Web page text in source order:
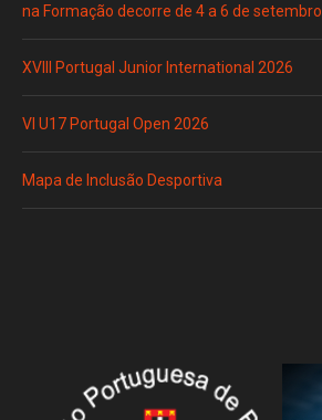
na Formação decorre de 4 a 6 de setembro
XVIII Portugal Junior International 2026
VI U17 Portugal Open 2026
Mapa de Inclusão Desportiva